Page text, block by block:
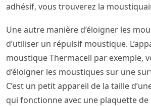
adhésif, vous trouverez la
Une autre manière d’éloigner les
d’utiliser un répulsif moustique.
moustique Thermacell par exemple,
d’éloigner les moustiques sur une
C’est un petit appareil de la taille
qui fonctionne avec une plaquette